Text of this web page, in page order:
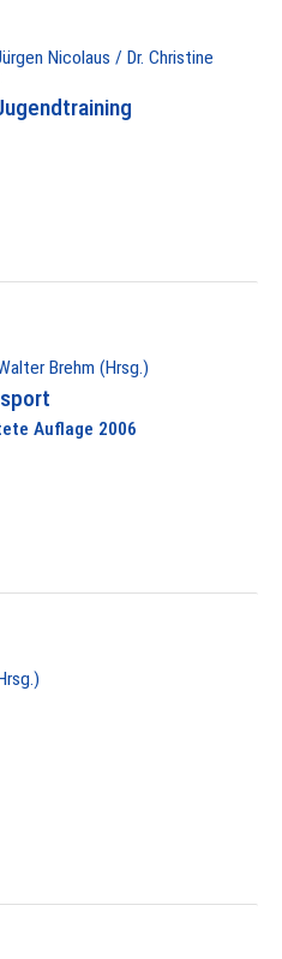
Nicolaus / Dr. Christine
Brehm (Hrsg.)
Auflage 2006